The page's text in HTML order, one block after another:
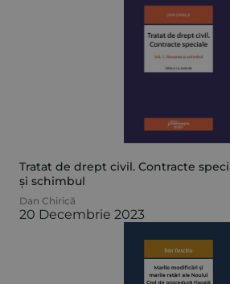
Tratat de drept civil. Contracte
și schimbul
Dan Chirică
20 Decembrie 2023